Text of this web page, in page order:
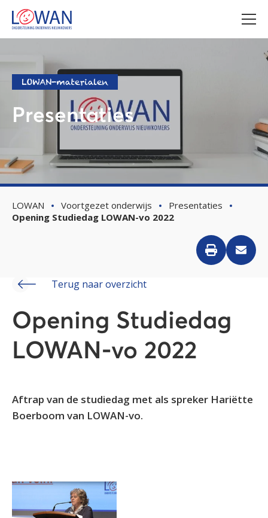
LOWAN-materialen
Presentaties
LOWAN Voortgezet onderwijs
Presentaties
Opening Studiedag LOWAN-vo 2022
Terug naar overzicht
Opening Studiedag
LOWAN-vo 2022
Aftrap van de studiedag met als spreker Hariëtte
Boerboom van LOWAN-vo.